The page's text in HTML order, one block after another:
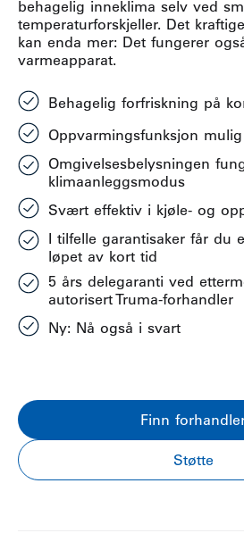
behagelig inneklima selv ved
temperaturforskjeller. Det
kan enda mer: Det fungerer
varmeapparat.
Behagelig forfriskning på
Oppvarmingsfunksjon mulig
Omgivelsesbelysningen
klimaanleggsmodus
Svært effektiv i kjøle- og
I tilfelle garantisaker får du
løpet av kort tid
5 års delegaranti ved
autorisert Truma-forhandler
Ny: Nå også i svart
Finn
Støtte